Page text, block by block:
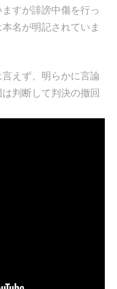
すが誹謗中傷を行っ
名が明記されていま
えず、明らかに言論
判断して判決の撤回